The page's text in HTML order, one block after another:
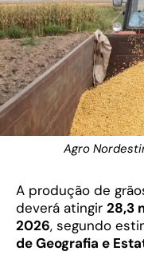
Agro
A produção de
deverá atingir 28,3
2026, segundo
de Geografia e